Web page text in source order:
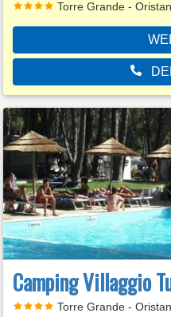
Torre Grande -
Camping Villaggio
Torre Grande -